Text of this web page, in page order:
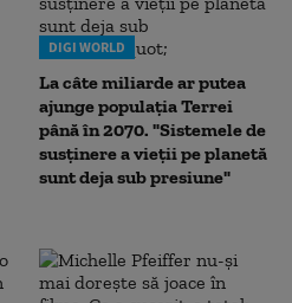
DIGI WORLD
La câte miliarde ar putea
ajunge populația Terrei
până în 2070. "Sistemele de
susținere a vieții pe planetă
sunt deja sub presiune"